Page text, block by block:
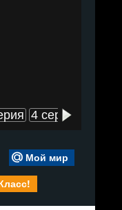
4 серия
Мой мир